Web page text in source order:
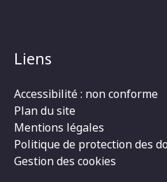
Liens
Accessibilité : non conforme
Plan du site
Mentions légales
Politique de protection des
Gestion des cookies